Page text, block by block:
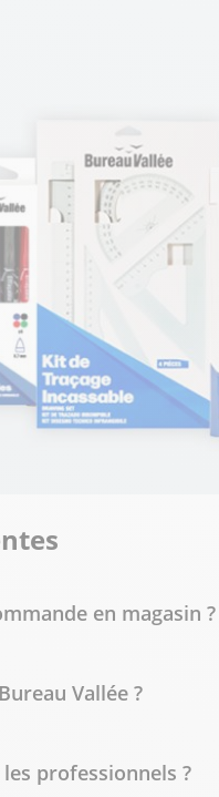
en magasin ?
Vallée ?
professionnels ?